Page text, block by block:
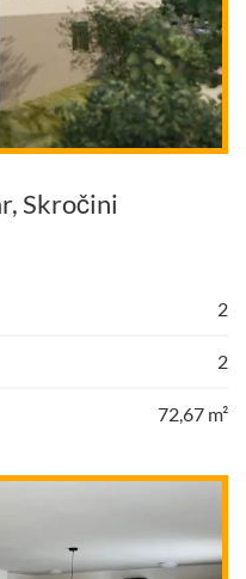
Skročini
2
2
72,67 m²